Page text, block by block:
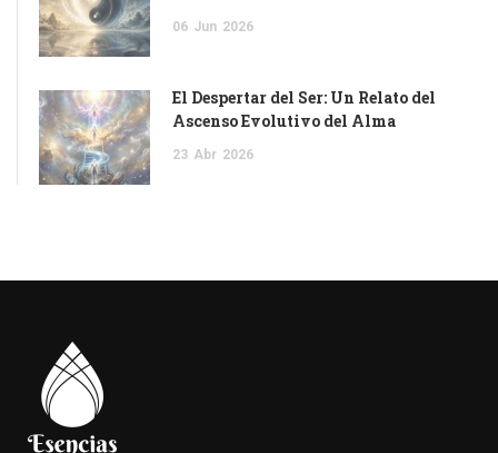
06 Jun 2026
El Despertar del Ser: Un Relato del
Ascenso Evolutivo del Alma
23 Abr 2026